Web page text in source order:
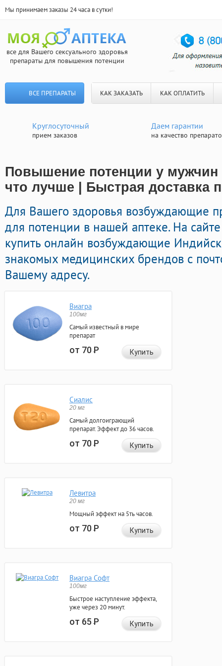
Мы принимаем заказы 24 часа в сутки!
все для Вашего сексуального здоровья
препараты для повышения потенции
ВСЕ ПРЕПАРАТЫ КАК ЗАКАЗАТЬ КАК ОПЛАТИТЬ
Круглосуточный
прием заказов
Даем гарантии
на качество
Повышение потенции у мужчин
что лучше | Быстрая доставка
Для Вашего здоровья возбуждающие
для потенции в нашей аптеке. На
купить онлайн возбуждающие
знакомых медицинских брендов с
Вашему адресу.
Виагра
100мг
Самый известный в мире
препарат
от 70Р Купить
Сиалис
20 мг
Самый долгоиграющий
препарат. Эффект до 36 часов.
от 70Р Купить
Левитра
20 мг
Мощный эффект на 5ть часов.
от 70Р Купить
Виагра Софт
100мг
Быстрое наступление эффекта,
уже через 20 минут.
от 65Р Купить